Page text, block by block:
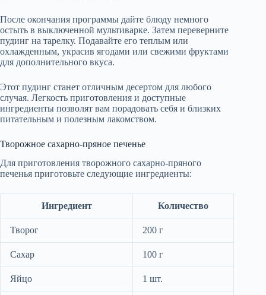
После окончания программы дайте блюду немного
остыть в выключенной мультиварке. Затем переверните
пудинг на тарелку. Подавайте его теплым или
охлажденным, украсив ягодами или свежими фруктами
для дополнительного вкуса.
Этот пудинг станет отличным десертом для любого
случая. Легкость приготовления и доступные
ингредиенты позволят вам порадовать себя и близких
питательным и полезным лакомством.
Творожное сахарно-пряное печенье
Для приготовления творожного сахарно-пряного
печенья приготовьте следующие ингредиенты:
Ингредиент Количество
Творог 200 г
Сахар 100 г
Яйцо 1 шт.